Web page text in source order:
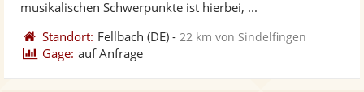
musikalischen Schwerpunkte ist hierbei, ...
Standort: Fellbach (DE) - 22 km von Sindelfingen
Gage: auf Anfrage